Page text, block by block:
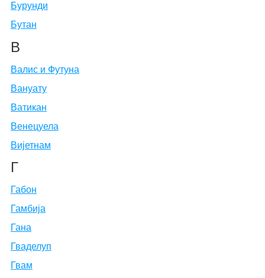
Бурунди
Бутан
В
Валис и Футуна
Вануату
Ватикан
Венецуела
Вијетнам
Г
Габон
Гамбија
Гана
Гваделуп
Гвам